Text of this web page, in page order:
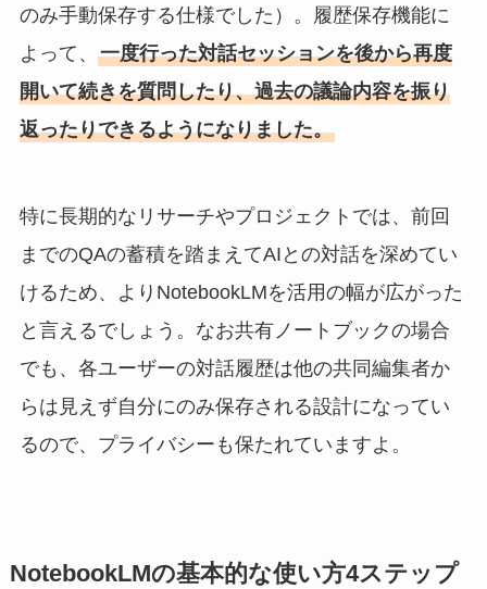
のみ手動保存する仕様でした）。履歴保存機能に
よって、 一度行った対話セッションを後から再度
開いて続きを質問したり、過去の議論内容を振り
返ったりできるようになりました。
特に長期的なリサーチやプロジェクトでは、前回
までのQAの蓄積を踏まえてAIとの対話を深めてい
けるため、よりNotebookLMを活用の幅が広がった
と言えるでしょう。なお共有ノートブックの場合
でも、各ユーザーの対話履歴は他の共同編集者か
らは見えず自分にのみ保存される設計になってい
るので、プライバシーも保たれていますよ。
NotebookLMの基本的な使い方4ステップ